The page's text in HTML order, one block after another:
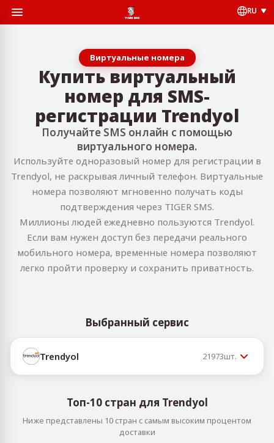
RU
Виртуальные номера
Купить виртуальный
номер для SMS-
регистрации Trendyol
Получайте SMS онлайн с помощью
виртуального номера.
Используйте одноразовый номер для регистрации в
Trendyol, не раскрывая личный телефон. Виртуальные
номера позволяют мгновенно получать коды
подтверждения через TIGER SMS.
Миллионы людей ежедневно пользуются Trendyol.
Если вам нужен доступ без передачи реального
мобильного номера, временные номера позволяют
легко пройти проверку и сохранить приватность.
Выбранный сервис
Trendyol 21973шт.
Топ-10 стран для Trendyol
Ниже представлены 10 стран с самым высоким процентом
доставки